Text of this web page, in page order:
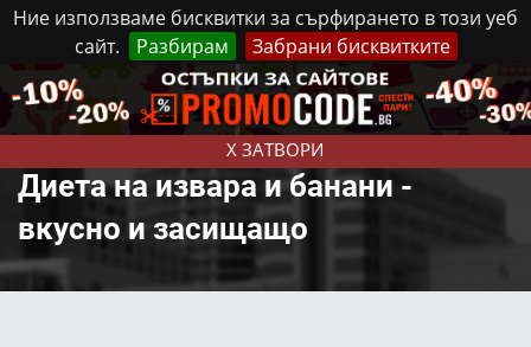
Ние използваме бисквитки за сърфирането в този уеб
сайт.
Разбирам Забрани бисквитките
X ЗАТВОРИ
Неделя, 9 Август, 2026 Реклама Контакти
Диета на извара и банани -
вкусно и засищащо